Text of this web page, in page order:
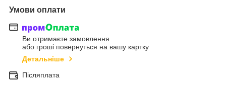
Умови оплати
Ви отримаєте замовлення
або гроші повернуться на вашу картку
Детальніше
Післяплата